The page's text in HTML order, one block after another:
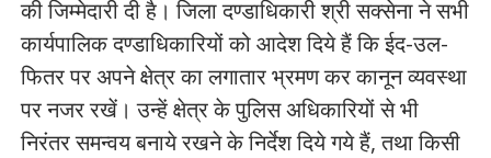
की जिम्मेदारी दी है। जिला दण्डाधिकारी श्री सक्सेना ने सभी
कार्यपालिक दण्डाधिकारियों को आदेश दिये हैं कि ईद-उल-
फितर पर अपने क्षेत्र का लगातार भ्रमण कर कानून व्यवस्था
पर नजर रखें। उन्हें क्षेत्र के पुलिस अधिकारियों से भी
निरंतर समन्वय बनाये रखने के निर्देश दिये गये हैं, तथा किसी